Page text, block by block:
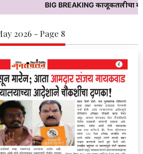
BIG BREAKING काजूकतलीचा
2026 - Page 8